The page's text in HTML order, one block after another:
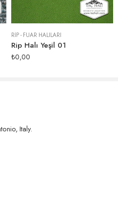
RİP - FUAR HALILARI
Rip Halı Yeşil 01
₺0,00
Italy.